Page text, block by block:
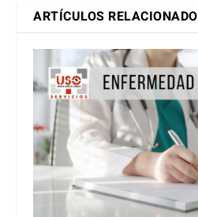
ARTÍCULOS